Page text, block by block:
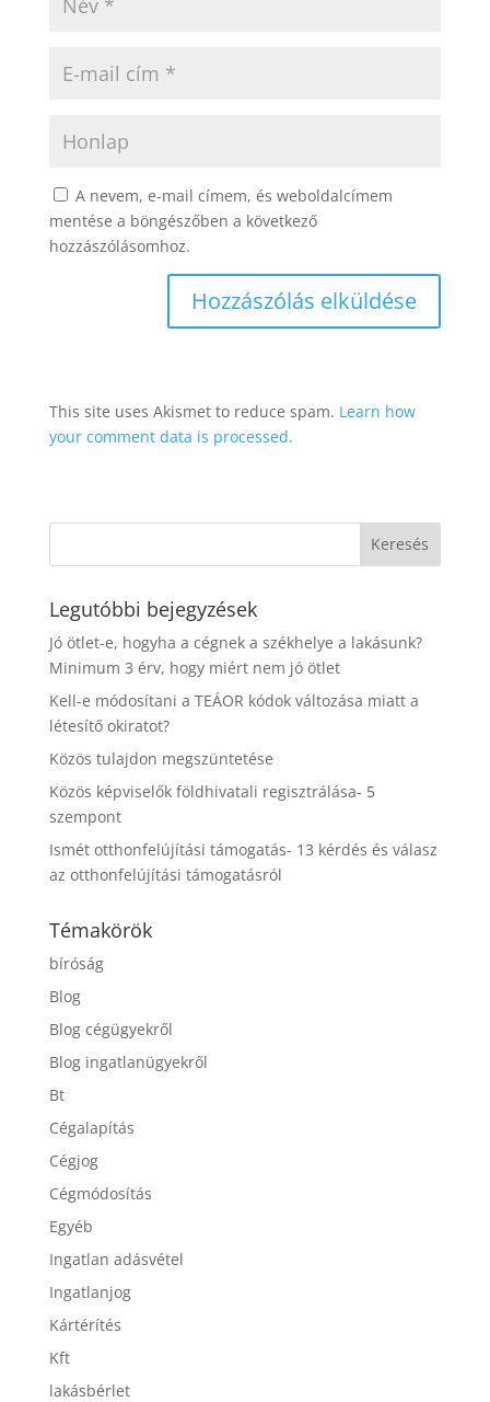
A nevem, e-mail címem, és weboldalcímem
mentése a böngészőben a következő
hozzászólásomhoz.
This site uses Akismet to reduce spam. Learn how
your comment data is processed.
Legutóbbi bejegyzések
Jó ötlet-e, hogyha a cégnek a székhelye a lakásunk?
Minimum 3 érv, hogy miért nem jó ötlet
Kell-e módosítani a TEÁOR kódok változása miatt a
létesítő okiratot?
Közös tulajdon megszüntetése
Közös képviselők földhivatali regisztrálása- 5
szempont
Ismét otthonfelújítási támogatás- 13 kérdés és válasz
az otthonfelújítási támogatásról
Témakörök
bíróság
Blog
Blog cégügyekről
Blog ingatlanügyekről
Bt
Cégalapítás
Cégjog
Cégmódosítás
Egyéb
Ingatlan adásvétel
Ingatlanjog
Kártérítés
Kft
lakásbérlet